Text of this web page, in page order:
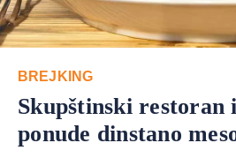
BREJKING
Skupštinski restoran
ponude dinstano